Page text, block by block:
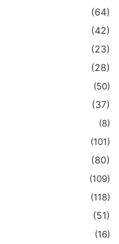
(64)
(42)
(23)
(28)
(50)
(37)
(8)
(101)
(80)
(109)
(118)
(51)
(16)